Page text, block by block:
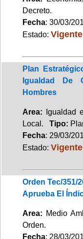
Decreto.
Fecha: 30/03/
Estado: Vigente
Plan
Igualdad De
Hombres
Area: Igualdad
Local. Tipo:
Fecha: 29/03/
Estado: Vigente
Orden Tec/351/
Aprueba El
Area: Medio
Orden.
Fecha: 28/03/